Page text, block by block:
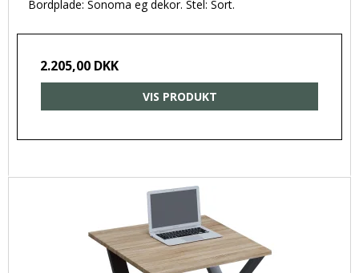
Bordplade: Sonoma eg dekor. Stel: Sort.
2.205,00 DKK
VIS PRODUKT